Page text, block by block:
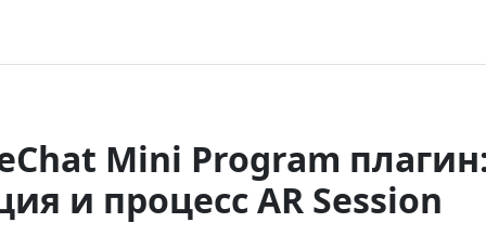
Mini Program
и процесс AR Session